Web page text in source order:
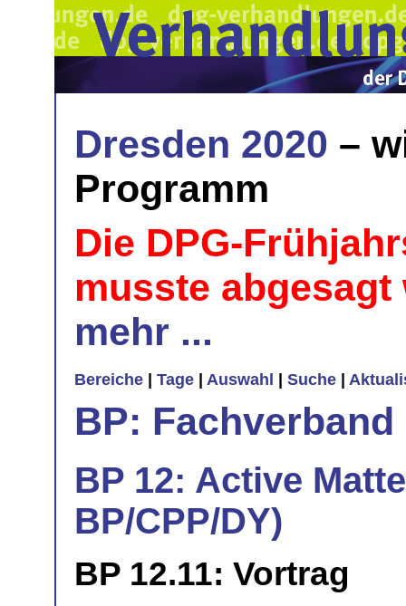
Dresden 2020 –
Programm
Die DPG-
musste
mehr ...
Bereiche | Tage | Auswahl | Suche |
BP:
BP 12: Active
BP/CPP/DY)
BP 12.11: Vortrag